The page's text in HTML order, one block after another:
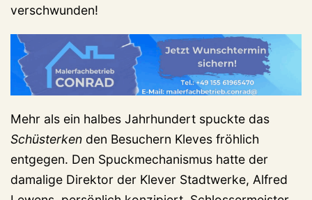
verschwunden!
Mehr als ein halbes Jahrhundert spuckte das
Schüsterken den Besuchern Kleves fröhlich
entgegen. Den Spuckmechanismus hatte der
damalige Direktor der Klever Stadtwerke, Alfred